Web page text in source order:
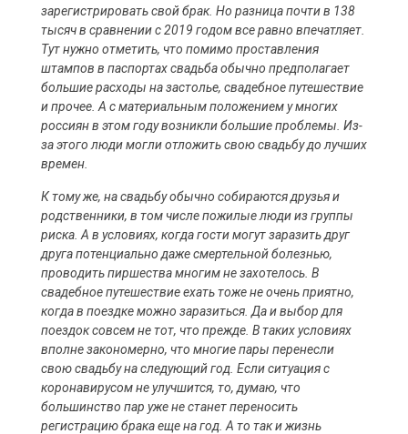
зарегистрировать свой брак. Но разница почти в 138
тысяч в сравнении с 2019 годом все равно впечатляет.
Тут нужно отметить, что помимо проставления
штампов в паспортах свадьба обычно предполагает
большие расходы на застолье, свадебное путешествие
и прочее. А с материальным положением у многих
россиян в этом году возникли большие проблемы. Из-
за этого люди могли отложить свою свадьбу до лучших
времен.
К тому же, на свадьбу обычно собираются друзья и
родственники, в том числе пожилые люди из группы
риска. А в условиях, когда гости могут заразить друг
друга потенциально даже смертельной болезнью,
проводить пиршества многим не захотелось. В
свадебное путешествие ехать тоже не очень приятно,
когда в поездке можно заразиться. Да и выбор для
поездок совсем не тот, что прежде. В таких условиях
вполне закономерно, что многие пары перенесли
свою свадьбу на следующий год. Если ситуация с
коронавирусом не улучшится, то, думаю, что
большинство пар уже не станет переносить
регистрацию брака еще на год. А то так и жизнь